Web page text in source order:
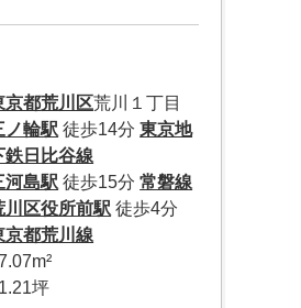
京都荒川区荒川１丁目
ノ輪駅 徒歩14分東京地
鉄日比谷線
河島駅 徒歩15分常磐線
川区役所前駅 徒歩4分
京都荒川線
坪